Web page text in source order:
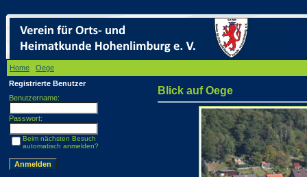
Home Oege
Registrierte Benutzer
Benutzername:
Passwort:
Beim nächsten Besuch
automatisch anmelden?
Blick auf Oege